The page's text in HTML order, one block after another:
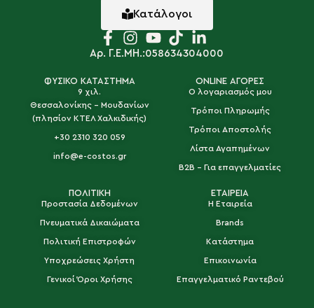
Κατάλογοι
Αρ. Γ.Ε.ΜΗ.:058634304000
ΦΥΣΙΚΟ ΚΑΤΑΣΤΗΜΑ
9 χιλ.
Θεσσαλονίκης - Μουδανίων
(πλησίον ΚΤΕΛ Χαλκιδικής)
+30 2310 320 059
info@e-costos.gr
ONLINE ΑΓΟΡΕΣ
Ο λογαριασμός μου
Τρόποι Πληρωμής
Τρόποι Αποστολής
Λίστα Αγαπημένων
B2B - Για επαγγελματίες
ΠΟΛΙΤΙΚΗ
Προστασία Δεδομένων
Πνευματικά Δικαιώματα
Πολιτική Επιστροφών
Υποχρεώσεις Χρήστη
Γενικοί Όροι Χρήσης
ΕΤΑΙΡΕΙΑ
Η Εταιρεία
Brands
Κατάστημα
Επικοινωνία
Επαγγελματικό Ραντεβού